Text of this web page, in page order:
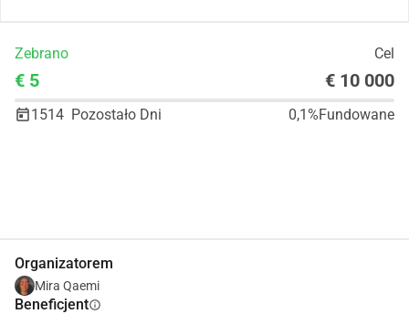
Zebrano Cel
€ 5 € 10 000
1514 Pozostało Dni 0,1%Fundowane
Organizatorem
Mira Qaemi
Beneficjentinfo